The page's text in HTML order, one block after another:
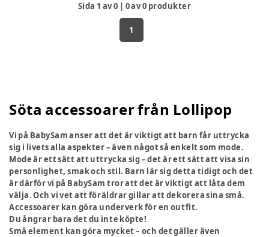
Sida 1 av0 | 0av0 produkter
1
Söta accessoarer från Lollipop
Vi på BabySam anser att det är viktigt att barn får uttrycka
sig i livets alla aspekter – även något så enkelt som mode.
Mode är ett sätt att uttrycka sig – det är ett sätt att visa sin
personlighet, smak och stil. Barn lär sig detta tidigt och det
är därför vi på BabySam tror att det är viktigt att låta dem
välja. Och vi vet att föräldrar gillar att dekorera sina små.
Accessoarer kan göra underverk för en outfit.
Du ångrar bara det du inte köpte!
Små element kan göra mycket – och det gäller även